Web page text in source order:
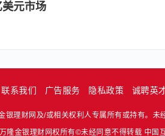
元市场
联系我们 广告服务 隐私政策 诚聘英
理财网及/或相关权利人专属所有或持有。未
万隆金银理财网权所有©未经同意不得转载 中国